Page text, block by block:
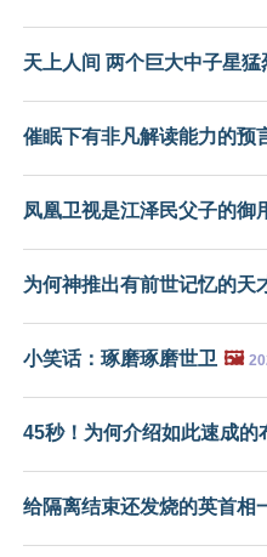
天上人间 两个巨大中子星猛
催眠下有非凡解读能力的预
凤凰卫视是江泽民父子的御
为何神推出有前世记忆的天
小笑话：琢磨琢磨世卫 🖼️
45秒！为何介绍如此速成的
给隔离结束还发烧的英首相